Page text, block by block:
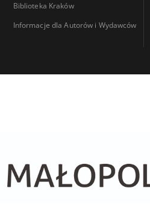
Biblioteka Kraków
Informacje dla Autorów i Wydawców